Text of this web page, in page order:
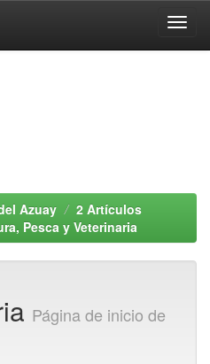
Azuay
2 Artículos
Pesca y Veterinaria
Página de inicio de